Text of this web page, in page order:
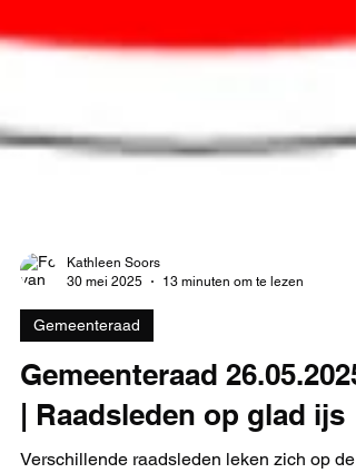
Kathleen Soors
13 minuten om te lezen
Gemeenteraad
Gemeenteraad 26.05.2025